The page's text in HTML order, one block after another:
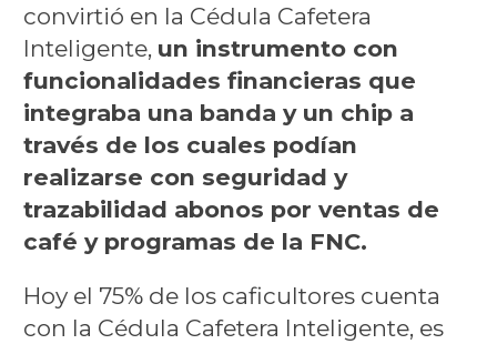
convirtió en la Cédula Cafetera
Inteligente, un instrumento con
funcionalidades financieras que
integraba una banda y un chip a
través de los cuales podían
realizarse con seguridad y
trazabilidad abonos por ventas de
café y programas de la FNC.
Hoy el 75% de los caficultores cuenta
con la Cédula Cafetera Inteligente, es